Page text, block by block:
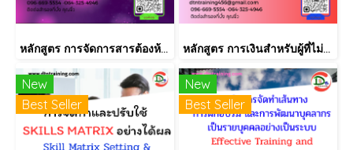
หลักสูตร การจัดการสารต้องห้ามตามระเบียบ RoHS V2.1, REACH และ QC080000 หลักสูตร การเงินสำหรับผู้ที่ไม่ได้มีวิชาชีพด้านการเงิน (Finance for Non-Finance Professionals)
New
Best Seller
New
Best Seller